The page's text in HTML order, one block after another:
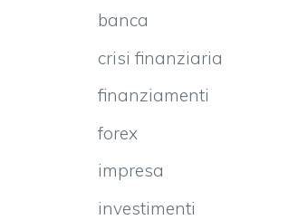
banca
crisi finanziaria
finanziamenti
forex
impresa
investimenti